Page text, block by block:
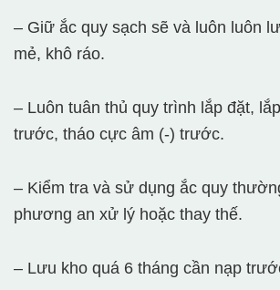
– Giữ ắc quy sạch sẽ và luôn luôn
mẻ, khô ráo.
– Luôn tuân thủ quy trình lắp đặt,
trước, tháo cực âm (-) trước.
– Kiểm tra và sử dụng ắc quy
phương an xử lý hoặc thay thế.
– Lưu kho quá 6 tháng cần nạp